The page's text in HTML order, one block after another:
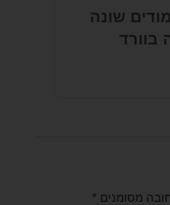
שונה
בוורד
מסומנים *